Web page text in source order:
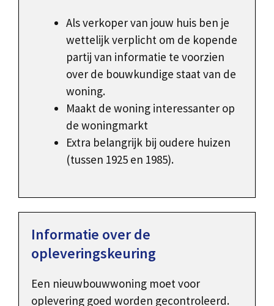
Als verkoper van jouw huis ben je
wettelijk verplicht om de kopende
partij van informatie te voorzien
over de bouwkundige staat van de
woning.
Maakt de woning interessanter op
de woningmarkt
Extra belangrijk bij oudere huizen
(tussen 1925 en 1985).
Informatie over de
opleveringskeuring
Een nieuwbouwwoning moet voor
oplevering goed worden gecontroleerd.